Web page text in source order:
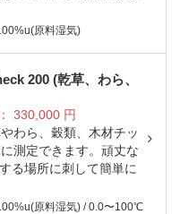
原料湿気)
200 (乾草、わら、
330,000円
わら、穀類、木材チッ
測定できます。頑丈な
る場所に刺して簡単に
原料湿気) / 0.0〜100℃